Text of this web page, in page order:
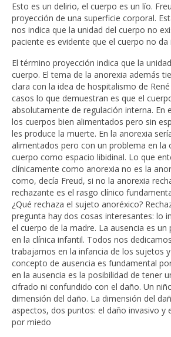
Esto es un delirio, el cuerpo es un lío.
proyección de una superficie corporal.
nos indica que la unidad del cuerpo no
paciente es evidente que el cuerpo no da
El término proyección indica que la
cuerpo. El tema de la anorexia además
clara con la idea de hospitalismo de
casos lo que demuestran es que el
absolutamente de regulación interna. En
los cuerpos bien alimentados pero sin
les produce la muerte. En la anorexia
alimentados pero con un problema en la
cuerpo como espacio libidinal. Lo que
clínicamente como anorexia no es la
como, decía Freud, si no la anorexia
rechazante es el rasgo clínico
¿Qué rechaza el sujeto anoréxico?
pregunta hay dos cosas interesantes: lo
el cuerpo de la madre. La ausencia es
en la clínica infantil. Todos nos
trabajamos en la infancia de los sujetos
concepto de ausencia es fundamental
en la ausencia es la posibilidad de tener
cifrado ni confundido con el daño. Un
dimensión del daño. La dimensión del
aspectos, dos puntos: el daño invasivo y
por miedo